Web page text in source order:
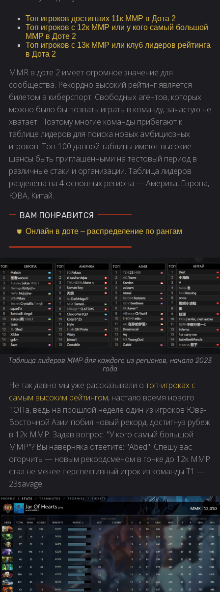
Топ игроков достигших 11к ММР в Дота 2
Топ игроков с 12к ММР или у кого самый большой
ММР в Доте 2
Топ игроков с 13к ММР или клуб лидеров рейтинга
в Дота 2
MMR в доте 2 имеет огромное значение для
сообщества. Рекордно высокий рейтинг является
билетом в киберспорт. Свободных агентов, которых
можно было бы позвать играть в команду, зачастую не
хватает. Поэтому многие команды прибегают к
таблице лидеров для поиска новых амбициозных
игроков. Топ-100 данной таблицы имеют высокие
шансы быть приглашенными на тестовый период в
различные стаки и организации. Таблица лидеров
разделена на 4 основных региона — Америка, Европа,
ЮВА, Китай.
Онлайн в доте – распределение по рангам
Таблица лидеров ММР для каждого из регионов, начало 2023
года
Не так давно мы уже рассказывали о топ-игроках с
самым высоким рейтингом, настало время нового
ТОПа, ведь на прошлой неделе один из игроков Юва-
Восточной Азии побил новый рекорд, достигнув рубеж
в 12к ММР. Задав вопрос: "У кого самый большой
ММР"? Вы наверняка ответите: "Abed". Спешу вас
огорчить — новым рекордсменом в гонке до 12к ММР
стал не менее перспективный игрок из команды T1 —
23savage.